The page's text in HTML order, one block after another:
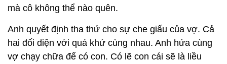
mà cô không thể nào quên.
Anh quyết định tha thứ cho sự che giấu của vợ. Cả
hai đối diện với quá khứ cùng nhau. Anh hứa cùng
vợ chạy chữa để có con. Có lẽ con cái sẽ là liều